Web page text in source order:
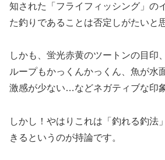
知された「フライフィッシング」の
た釣りであることは否定しがたいと
しかも、蛍光赤黄のツートンの目印
ループもかっくんかっくん、魚が水
激感が少ない…などネガティブな印
しかし！やはりこれは「釣れる釣法
きるというのが持論です。